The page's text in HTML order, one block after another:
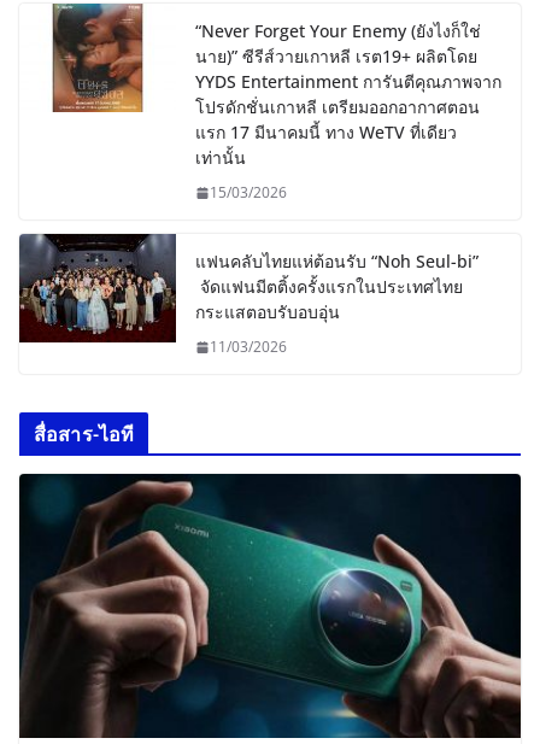
“Never Forget Your Enemy (ยังไงก็ใช่
นาย)” ซีรีส์วายเกาหลี เรต19+ ผลิตโดย
YYDS Entertainment การันตีคุณภาพจาก
โปรดักชั่นเกาหลี เตรียมออกอากาศตอน
แรก 17 มีนาคมนี้ ทาง WeTV ที่เดียว
เท่านั้น
15/03/2026
แฟนคลับไทยแห่ต้อนรับ “Noh Seul-bi”
จัดแฟนมีตติ้งครั้งแรกในประเทศไทย
กระแสตอบรับอบอุ่น
11/03/2026
สื่อสาร-ไอที